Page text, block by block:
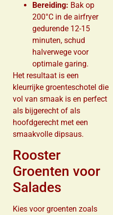
Bereiding: Bak op
200°C in de airfryer
gedurende 12-15
minuten, schud
halverwege voor
optimale garing.
Het resultaat is een
kleurrijke groenteschotel die
vol van smaak is en perfect
als bijgerecht of als
hoofdgerecht met een
smaakvolle dipsaus.
Rooster
Groenten voor
Salades
Kies voor groenten zoals